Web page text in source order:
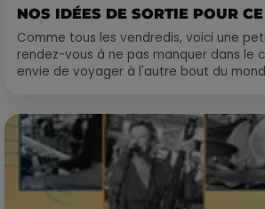
NOS IDÉES DE SORTIE POUR
Comme tous les vendredis, voici une
rendez-vous à ne pas manquer dans le
envie de voyager à l'autre bout du